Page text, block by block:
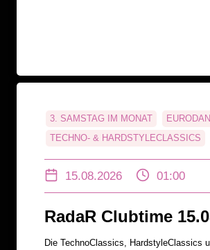
3. SAMSTAG IM MONAT
TECHNO- & HARDSTYLECLASSICS
15.08.2026 01:00
RadaR Clubtime
Die TechnoClassics, HardstyleClassics